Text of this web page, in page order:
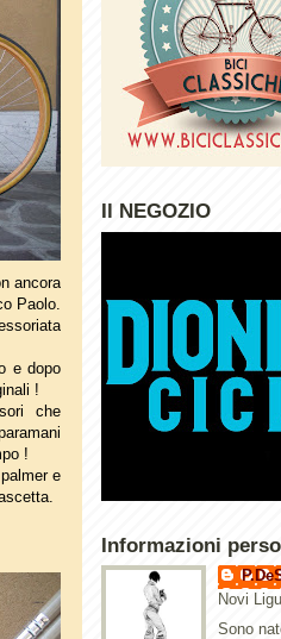
ancora
Paolo.
e dopo
!
che
!
e
Il NEGOZIO
Informazioni
Novi
Sono